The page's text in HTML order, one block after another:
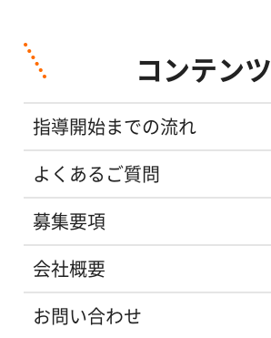
コンテンツ
指導開始までの流れ
よくあるご質問
募集要項
会社概要
お問い合わせ